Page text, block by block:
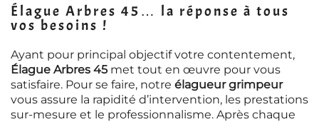
Élague Arbres 45… la réponse à tous
vos besoins !
Ayant pour principal objectif votre contentement,
Élague Arbres 45 met tout en œuvre pour vous
satisfaire. Pour se faire, notre élagueur grimpeur
vous assure la rapidité d’intervention, les prestations
sur-mesure et le professionnalisme. Après chaque